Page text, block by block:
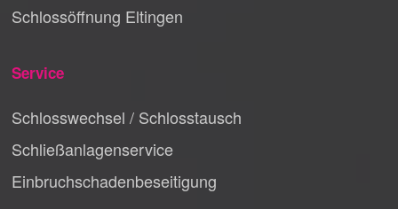
Schlossöffnung Eltingen
Service
Schlosswechsel / Schlosstausch
Schließanlagenservice
Einbruchschadenbeseitigung